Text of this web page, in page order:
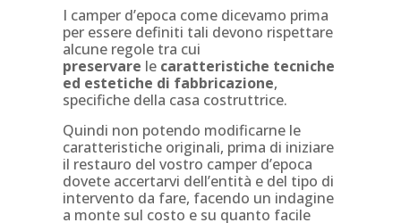
I camper d’epoca come dicevamo prima
per essere definiti tali devono rispettare
alcune regole tra cui
preservare le caratteristiche tecniche
ed estetiche di fabbricazione,
specifiche della casa costruttrice.
Quindi non potendo modificarne le
caratteristiche originali, prima di iniziare
il restauro del vostro camper d’epoca
dovete accertarvi dell’entità e del tipo di
intervento da fare, facendo un indagine
a monte sul costo e su quanto facile